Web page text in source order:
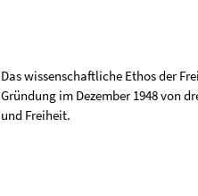
Das wissenschaftliche Ethos der
Gründung im Dezember 1948 von
und Freiheit.